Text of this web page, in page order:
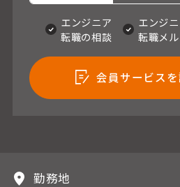
エンジニア
転職の相談
エンジ
転職メ
会員サービス
勤務地